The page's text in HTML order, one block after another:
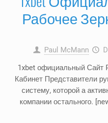
Рабочее
Paul McMann
1xbet официальный Сайт
Кабинет Представители
систему, которой а
компании остального.